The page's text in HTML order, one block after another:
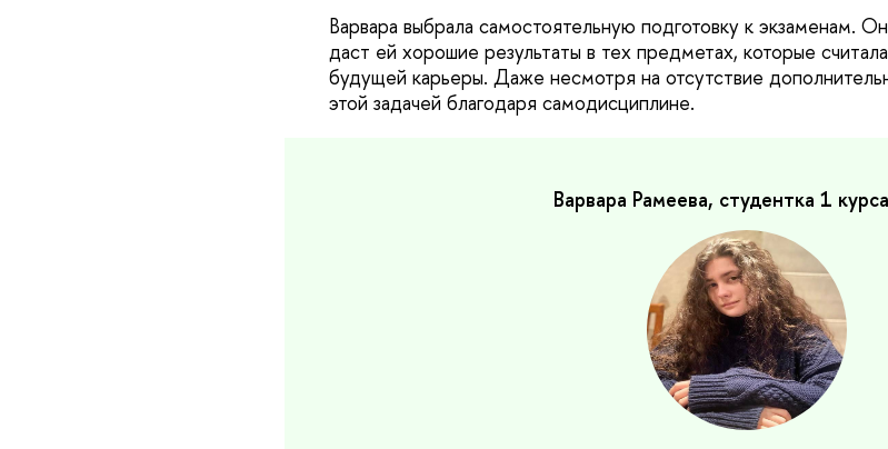
Варвара выбрала самостоятельную подготовку к экзаменам.
даст ей хорошие результаты в тех предметах, которые
будущей карьеры. Даже несмотря на отсутствие
этой задачей благодаря самодисциплине.
Варвара Рамеева, студентка 1